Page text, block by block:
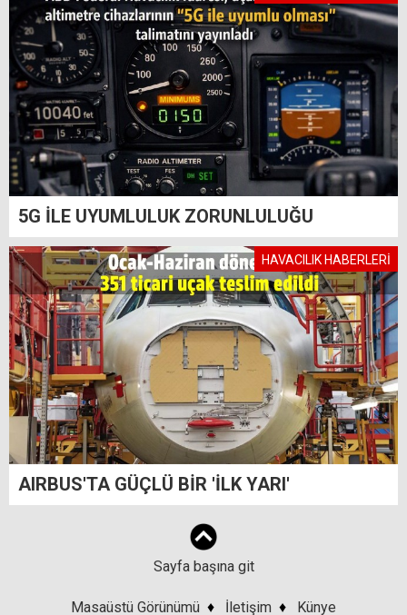
5G İLE UYUMLULUK ZORUNLULUĞU
HAVACILIK HABERLERİ
AIRBUS'TA GÜÇLÜ BİR 'İLK YARI'
Sayfa başına git
Masaüstü Görünümü ♦ İletişim ♦ Künye